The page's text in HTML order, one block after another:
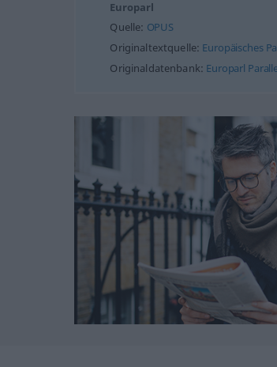
Europarl
Quelle: OPUS
Originaltextquelle: Europäisches
Originaldatenbank: Europarl